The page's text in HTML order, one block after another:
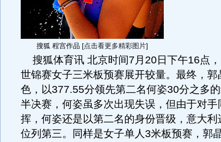
搜狐 程宫作品 [点击看更多精彩图片]
搜狐体育讯 北京时间7月20日下午16点
世锦赛女子三米板预赛展开较量。最终，郭
色，以377.55分领先第二名何姿30分之多
半决赛，何姿虽多次出现失误，但由于对手
挥，何姿还是以第二名的身份晋级，意大利
位列第三。同样是女子单人3米板预赛，郭